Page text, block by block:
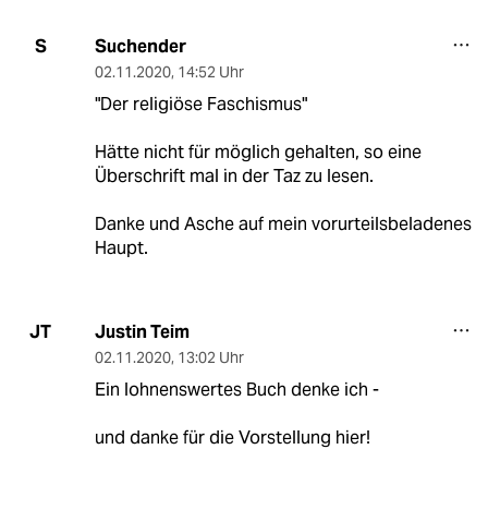
S Suchender
02.11.2020, 14:52 Uhr
"Der religiöse Faschismus"
Hätte nicht für möglich gehalten, so eine
Überschrift mal in der Taz zu lesen.
Danke und Asche auf mein vorurteilsbeladenes
Haupt.
JT Justin Teim
02.11.2020, 13:02 Uhr
Ein lohnenswertes Buch denke ich -
und danke für die Vorstellung hier!